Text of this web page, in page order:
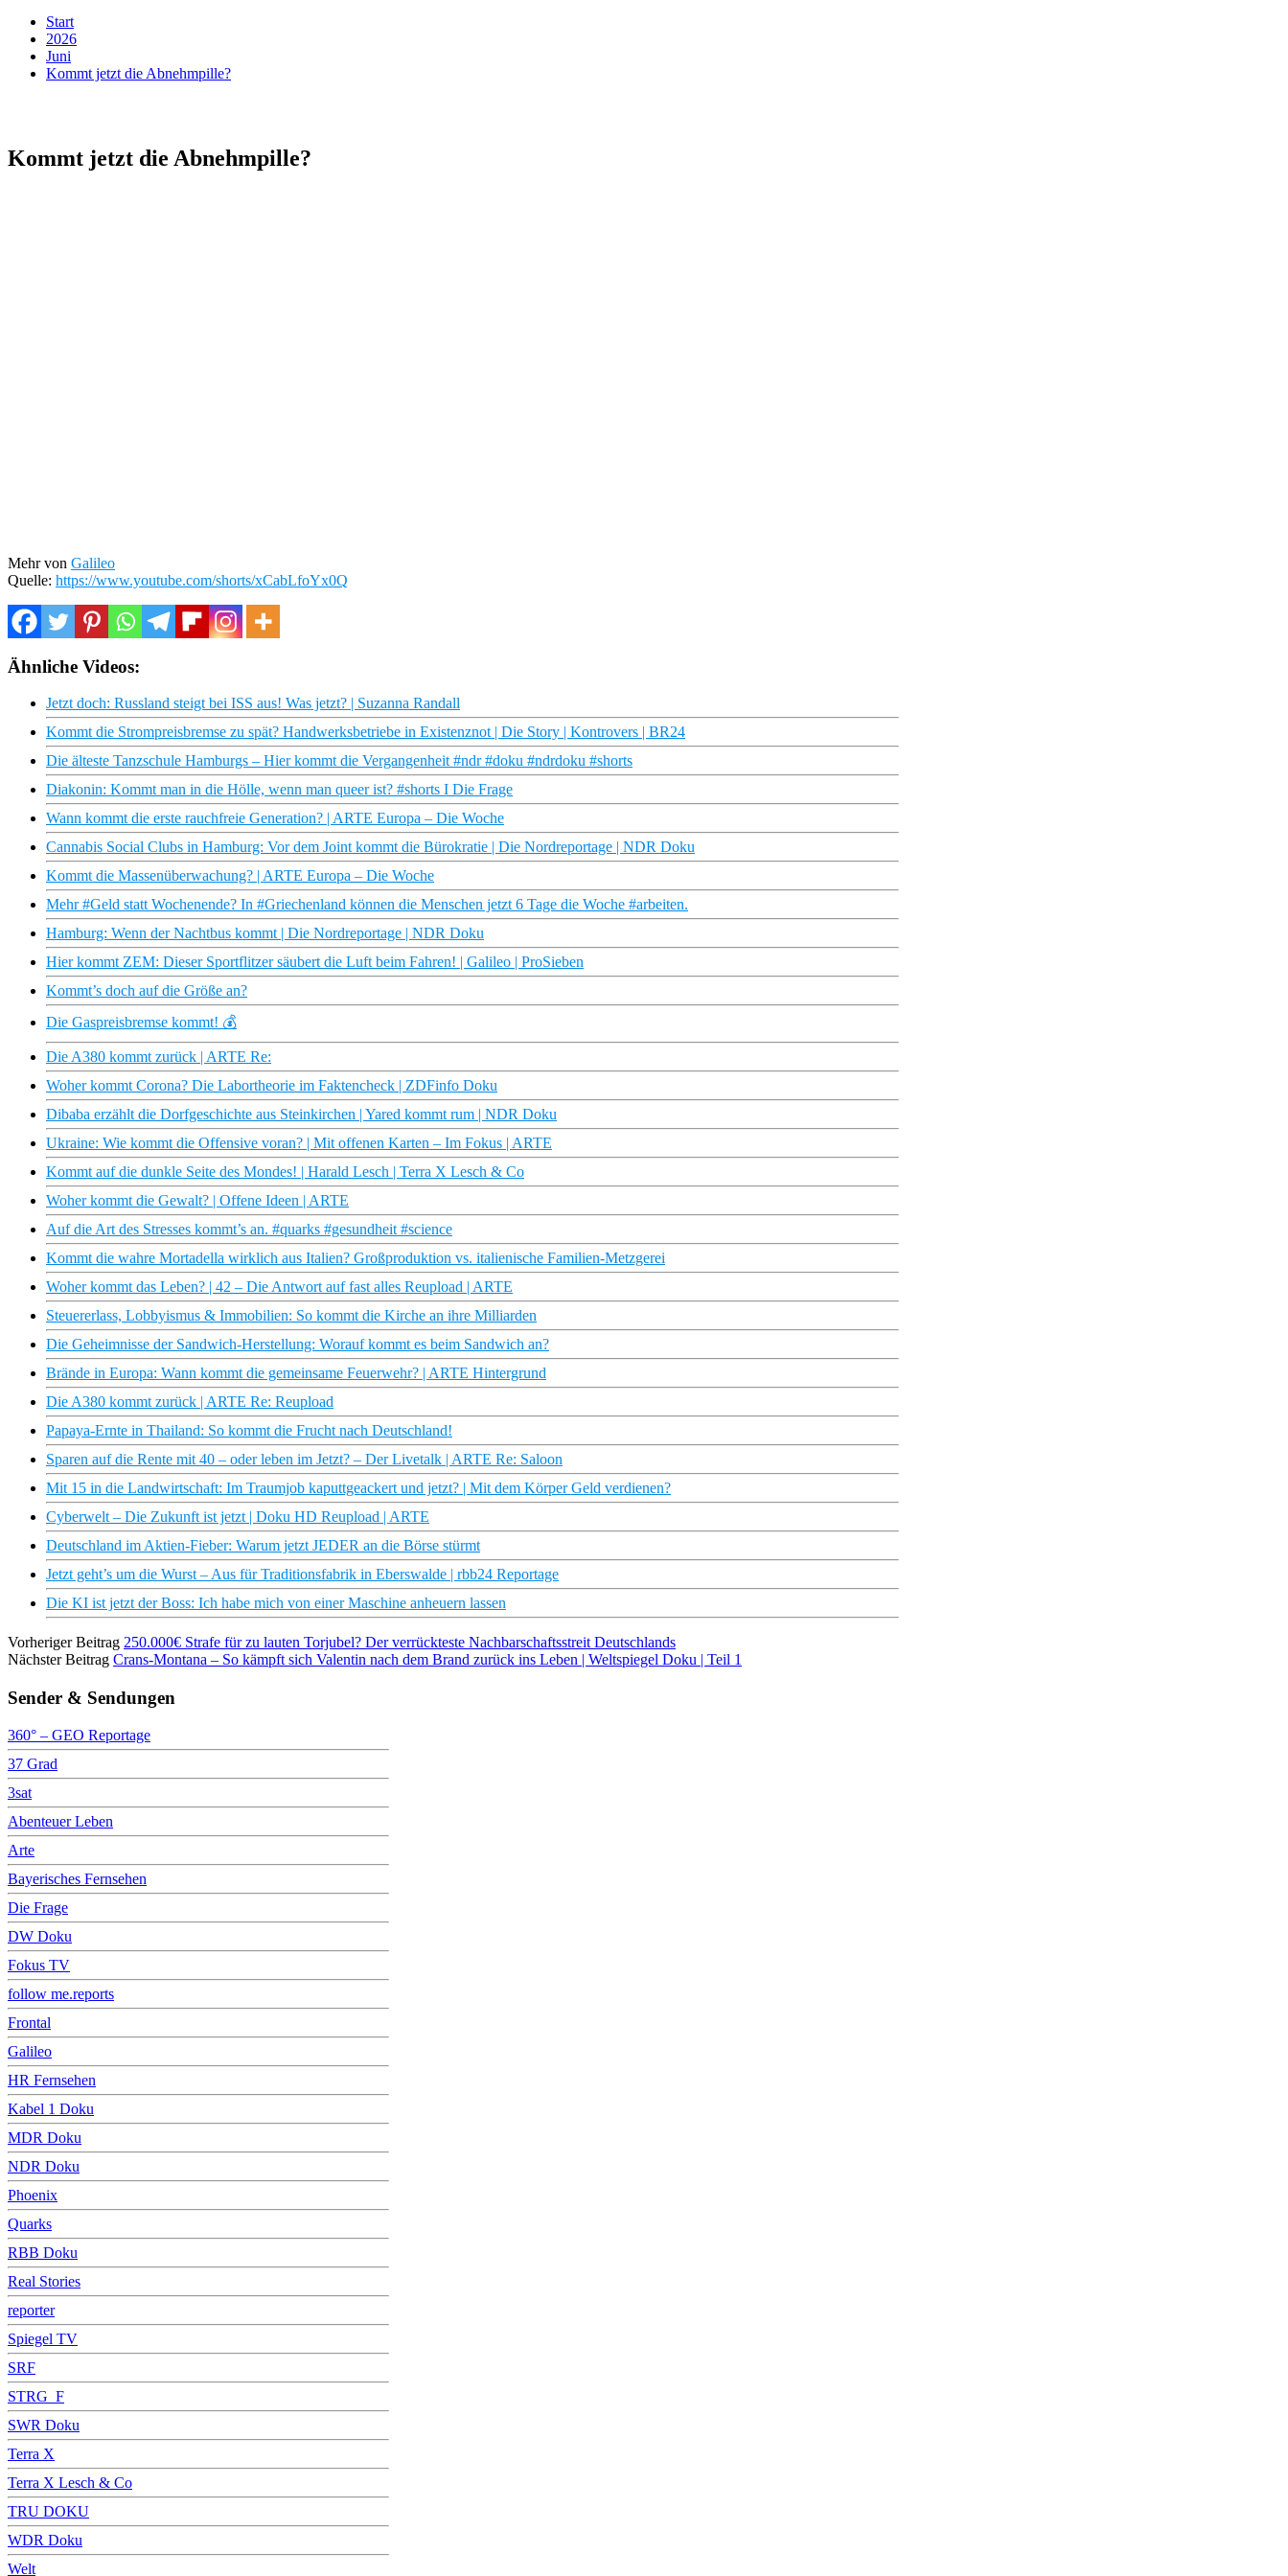
Start
2026
Juni
Kommt jetzt die Abnehmpille?
Kommt jetzt die Abnehmpille?
Mehr von Galileo
Quelle: https://www.youtube.com/shorts/xCabLfoYx0Q
Ähnliche Videos:
Jetzt doch: Russland steigt bei ISS aus! Was jetzt? | Suzanna Randall
Kommt die Strompreisbremse zu spät? Handwerksbetriebe in Existenznot | Die Story | Kontrovers | BR24
Die älteste Tanzschule Hamburgs – Hier kommt die Vergangenheit #ndr #doku #ndrdoku #shorts
Diakonin: Kommt man in die Hölle, wenn man queer ist? #shorts I Die Frage
Wann kommt die erste rauchfreie Generation? | ARTE Europa – Die Woche
Cannabis Social Clubs in Hamburg: Vor dem Joint kommt die Bürokratie | Die Nordreportage | NDR Doku
Kommt die Massenüberwachung? | ARTE Europa – Die Woche
Mehr #Geld statt Wochenende? In #Griechenland können die Menschen jetzt 6 Tage die Woche #arbeiten.
Hamburg: Wenn der Nachtbus kommt | Die Nordreportage | NDR Doku
Hier kommt ZEM: Dieser Sportflitzer säubert die Luft beim Fahren! | Galileo | ProSieben
Kommt’s doch auf die Größe an?
Die Gaspreisbremse kommt! 💰
Die A380 kommt zurück | ARTE Re:
Woher kommt Corona? Die Labortheorie im Faktencheck | ZDFinfo Doku
Dibaba erzählt die Dorfgeschichte aus Steinkirchen | Yared kommt rum | NDR Doku
Ukraine: Wie kommt die Offensive voran? | Mit offenen Karten – Im Fokus | ARTE
Kommt auf die dunkle Seite des Mondes! | Harald Lesch | Terra X Lesch & Co
Woher kommt die Gewalt? | Offene Ideen | ARTE
Auf die Art des Stresses kommt’s an. #quarks #gesundheit #science
Kommt die wahre Mortadella wirklich aus Italien? Großproduktion vs. italienische Familien-Metzgerei
Woher kommt das Leben? | 42 – Die Antwort auf fast alles Reupload | ARTE
Steuererlass, Lobbyismus & Immobilien: So kommt die Kirche an ihre Milliarden
Die Geheimnisse der Sandwich-Herstellung: Worauf kommt es beim Sandwich an?
Brände in Europa: Wann kommt die gemeinsame Feuerwehr? | ARTE Hintergrund
Die A380 kommt zurück | ARTE Re: Reupload
Papaya-Ernte in Thailand: So kommt die Frucht nach Deutschland!
Sparen auf die Rente mit 40 – oder leben im Jetzt? – Der Livetalk | ARTE Re: Saloon
Mit 15 in die Landwirtschaft: Im Traumjob kaputtgeackert und jetzt? | Mit dem Körper Geld verdienen?
Cyberwelt – Die Zukunft ist jetzt | Doku HD Reupload | ARTE
Deutschland im Aktien-Fieber: Warum jetzt JEDER an die Börse stürmt
Jetzt geht’s um die Wurst – Aus für Traditionsfabrik in Eberswalde | rbb24 Reportage
Die KI ist jetzt der Boss: Ich habe mich von einer Maschine anheuern lassen
Vorheriger Beitrag 250.000€ Strafe für zu lauten Torjubel? Der verrückteste Nachbarschaftsstreit Deutschlands
Nächster Beitrag Crans-Montana – So kämpft sich Valentin nach dem Brand zurück ins Leben | Weltspiegel Doku | Teil 1
Sender & Sendungen
360° – GEO Reportage
37 Grad
3sat
Abenteuer Leben
Arte
Bayerisches Fernsehen
Die Frage
DW Doku
Fokus TV
follow me.reports
Frontal
Galileo
HR Fernsehen
Kabel 1 Doku
MDR Doku
NDR Doku
Phoenix
Quarks
RBB Doku
Real Stories
reporter
Spiegel TV
SRF
STRG_F
SWR Doku
Terra X
Terra X Lesch & Co
TRU DOKU
WDR Doku
Welt